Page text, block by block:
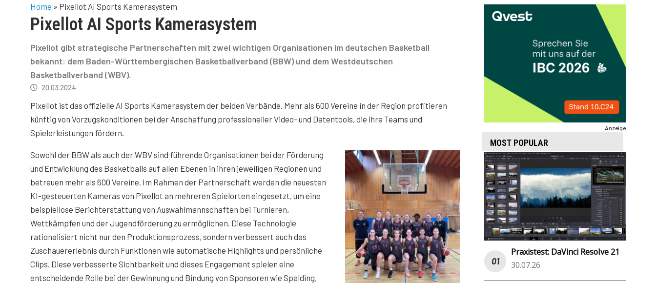
Home » Pixellot AI Sports Kamerasystem
Pixellot AI Sports Kamerasystem
Pixellot gibt strategische Partnerschaften mit zwei wichtigen Organisationen im deutschen Basketball
bekannt: dem Baden-Württembergischen Basketballverband (BBW) und dem Westdeutschen
Basketballverband (WBV).
20.03.2024
Pixellot ist das offizielle AI Sports Kamerasystem der beiden Verbände. Mehr als 600 Vereine in der Region profitieren
künftig von Vorzugskonditionen bei der Anschaffung professioneller Video- und Datentools, die ihre Teams und
Spielerleistungen fördern.
Sowohl der BBW als auch der WBV sind führende Organisationen bei der Förderung
und Entwicklung des Basketballs auf allen Ebenen in ihren jeweiligen Regionen und
betreuen mehr als 600 Vereine. Im Rahmen der Partnerschaft werden die neuesten
KI-gesteuerten Kameras von Pixellot an mehreren Spielorten eingesetzt, um eine
beispiellose Berichterstattung von Auswahlmannschaften bei Turnieren,
Wettkämpfen und der Jugendförderung zu ermöglichen. Diese Technologie
rationalisiert nicht nur den Produktionsprozess, sondern verbessert auch das
Zuschauererlebnis durch Funktionen wie automatische Highlights und persönliche
Clips. Diese verbesserte Sichtbarkeit und dieses Engagement spielen eine
entscheidende Rolle bei der Gewinnung und Bindung von Sponsoren wie Spalding,
Anzeige
MOST POPULAR
Praxistest: DaVinci Resolve 21
30.07.26